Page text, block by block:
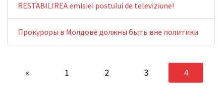
RESTABILIREA emisiei postului de televiziune!
Прокуроры в Молдове должны быть вне политики
« 1 2 3 4